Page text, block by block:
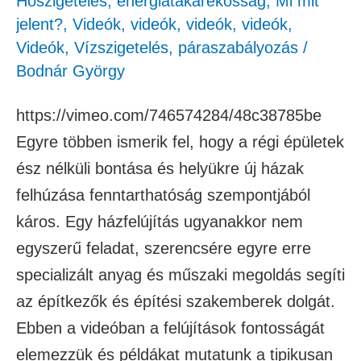
jelent?, Videók, videók, videók, videók,
Videók, Vízszigetelés, páraszabályozás /
Bodnár György
https://vimeo.com/746574284/48c38785be
Egyre többen ismerik fel, hogy a régi épületek
ész nélküli bontása és helyükre új házak
felhúzása fenntarthatóság szempontjából
káros. Egy házfelújítás ugyanakkor nem
egyszerű feladat, szerencsére egyre erre
specializált anyag és műszaki megoldás segíti
az építkezők és építési szakemberek dolgát.
Ebben a videóban a felújítások fontosságát
elemezzük és példákat mutatunk a tipikusan